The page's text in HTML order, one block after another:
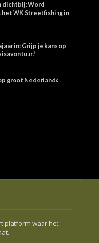
dichtbij: Word
WK Streetfishing in
in: Grijp je kans op
groot Nederlands
platform waar het